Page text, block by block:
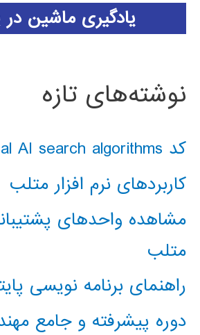
یادگیری ماشین در
نوشته‌های تازه
کد classical AI search algorithms
کاربردهای نرم افزار متلب
مشاهده واحدهای
متلب
راهنمای برنامه نویسی
دوره پیشرفته و جامع